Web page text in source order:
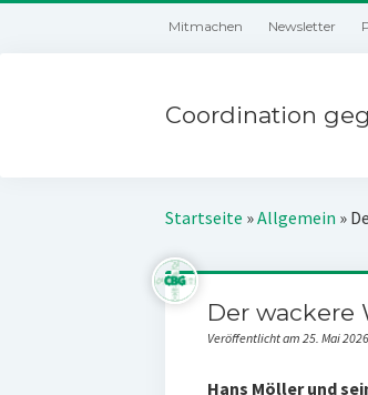
Mitmachen Newsletter
Coordination
Startseite »Allgemein »
Der wackere
Veröffentlicht am 25. Mai
Hans Möller und